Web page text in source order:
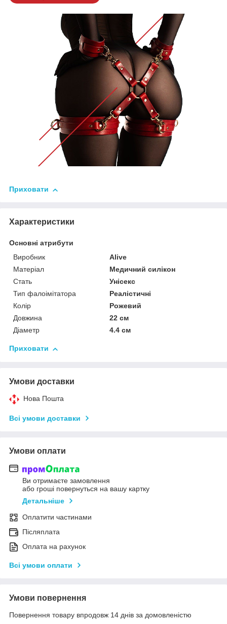
Приховати
Характеристики
Основні атрибути
Виробник
Alive
Матеріал
Медичний силікон
Стать
Унісекс
Тип фалоімітатора
Реалістичні
Колір
Рожевий
Довжина
22 см
Діаметр
4.4 см
Приховати
Умови доставки
Нова Пошта
Всі умови доставки
Умови оплати
Ви отримаєте замовлення
або гроші повернуться на вашу картку
Детальніше
Оплатити частинами
Післяплата
Оплата на рахунок
Всі умови оплати
Умови повернення
Повернення товару впродовж 14 днів за домовленістю